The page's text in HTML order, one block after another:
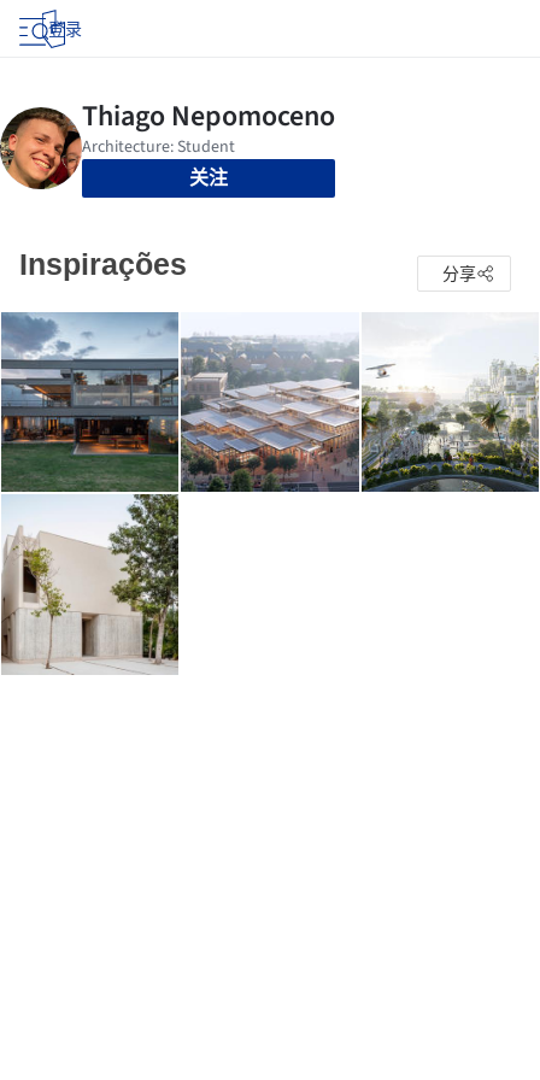
登录
关注
Inspirações 分享